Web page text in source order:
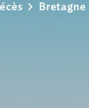
Bretagne